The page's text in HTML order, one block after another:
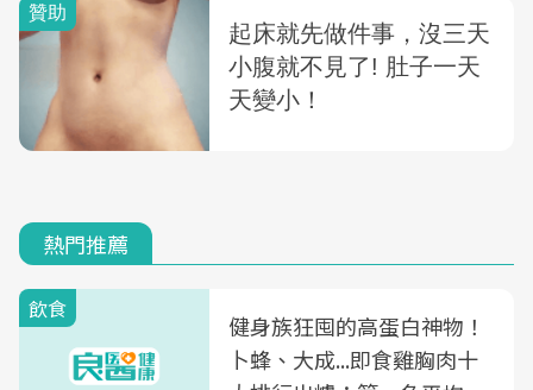
熱門推薦
飲食
健身族狂囤的高蛋白神物！
卜蜂、大成...即食雞胸肉十